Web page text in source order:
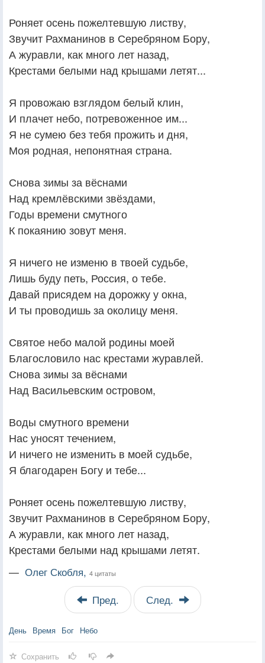
Роняет осень пожелтевшую листву,
Звучит Рахманинов в Серебряном Бору,
А журавли, как много лет назад,
Крестами белыми над крышами летят...
Я провожаю взглядом белый клин,
И плачет небо, потревоженное им...
Я не сумею без тебя прожить и дня,
Моя родная, непонятная страна.
Снова зимы за вёснами
Над кремлёвскими звёздами,
Годы времени смутного
К покаянию зовут меня.
Я ничего не изменю в твоей судьбе,
Лишь буду петь, Россия, о тебе.
Давай присядем на дорожку у окна,
И ты проводишь за околицу меня.
Святое небо малой родины моей
Благословило нас крестами журавлей.
Снова зимы за вёснами
Над Васильевским островом,
Воды смутного времени
Нас уносят течением,
И ничего не изменить в моей судьбе,
Я благодарен Богу и тебе...
Роняет осень пожелтевшую листву,
Звучит Рахманинов в Серебряном Бору,
А журавли, как много лет назад,
Крестами белыми над крышами летят.
— Олег Скобля, 4 цитаты
Пред. След.
День Время Бог Небо
Сохранить